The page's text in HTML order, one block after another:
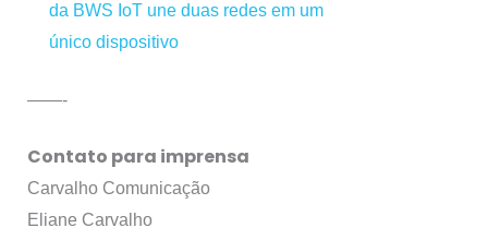
da BWS IoT une duas redes em um
único dispositivo
——-
Contato para imprensa
Carvalho Comunicação
Eliane Carvalho